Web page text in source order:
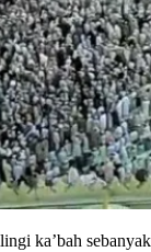
ka’bah sebanyak